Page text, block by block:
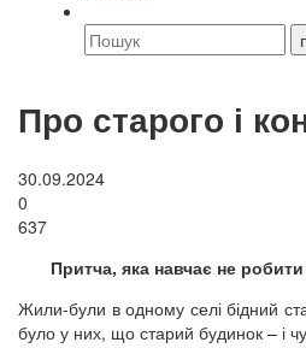
Про старого і
30.09.2024
0
637
Притча, яка навчає не
Жили-були в одному селі бідний
було у них, що старий будинок – і